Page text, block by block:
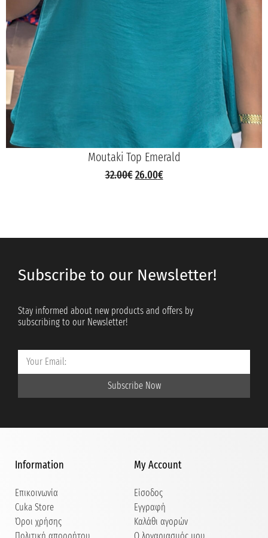
Moutaki Top Emerald
32.00€ 26.00€
Subscribe to our Newsletter!
Stay informed about new products and offers by
subscribing to our Newsletter!
Subscribe Now
Information
Επικοινωνία
Cuka Store
Όροι χρήσης
My Account
Είσοδος
Εγγραφή
Καλάθι αγορών